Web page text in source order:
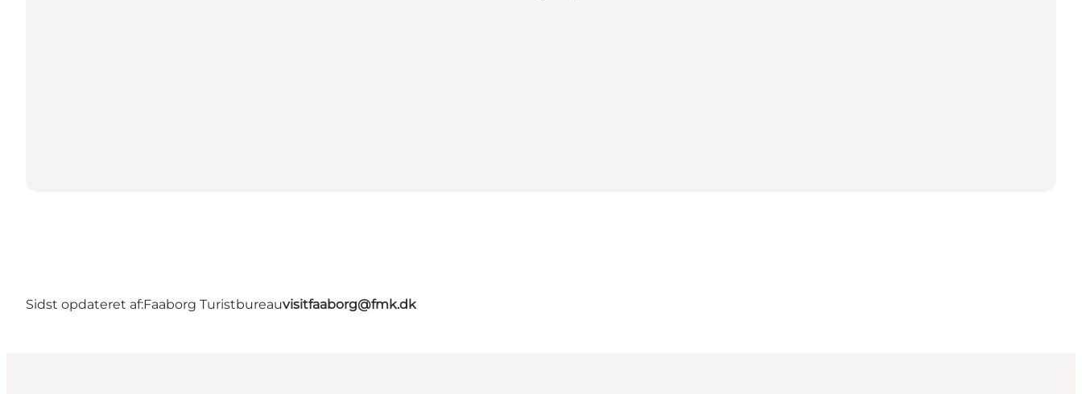
Sidst opdateret af:Faaborg Turistbureauvisitfaaborg@fmk.dk